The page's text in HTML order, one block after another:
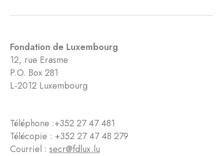
Fondation de Luxembourg
12, rue Erasme
P.O. Box 281
L-2012 Luxembourg
Téléphone :+352 27 47 481
Télécopie : +352 27 47 48 279
Courriel : secr@fdlux.lu